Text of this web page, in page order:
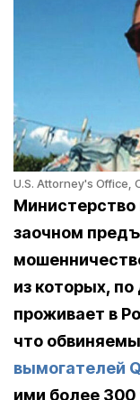
U.S. Attorney's Office,
заочном
из которых,
проживает в
что
вымогателей
ими более